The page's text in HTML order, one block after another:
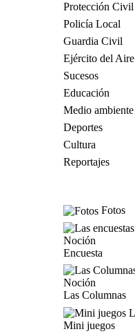
Protección Civil
Policía Local
Guardia Civil
Ejército del Aire
Sucesos
Educación
Medio ambiente
Deportes
Cultura
Reportajes
Fotos
Encuesta
Las Columnas
Mini juegos